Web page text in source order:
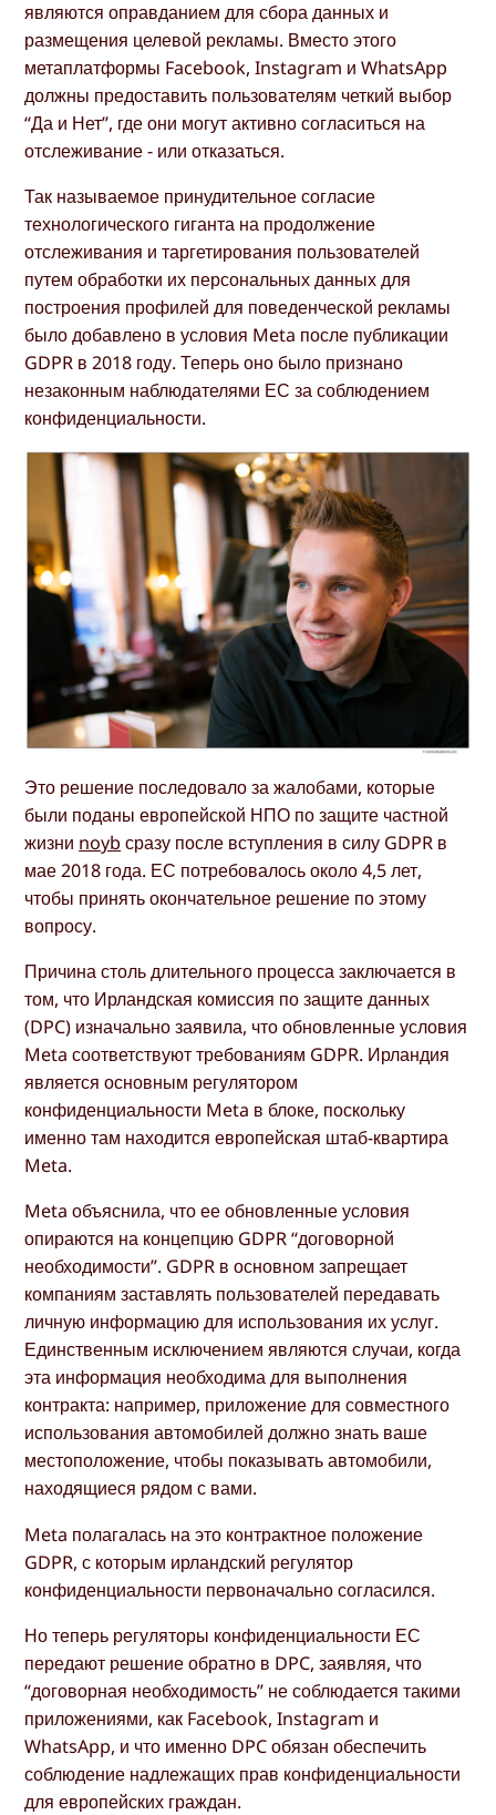
являются оправданием для сбора данных и
размещения целевой рекламы. Вместо этого
метаплатформы Facebook, Instagram и WhatsApp
должны предоставить пользователям четкий выбор
“Да и Нет”, где они могут активно согласиться на
отслеживание - или отказаться.
Так называемое принудительное согласие
технологического гиганта на продолжение
отслеживания и таргетирования пользователей
путем обработки их персональных данных для
построения профилей для поведенческой рекламы
было добавлено в условия Meta после публикации
GDPR в 2018 году. Теперь оно было признано
незаконным наблюдателями ЕС за соблюдением
конфиденциальности.
Это решение последовало за жалобами, которые
были поданы европейской НПО по защите частной
жизни noyb сразу после вступления в силу GDPR в
мае 2018 года. ЕС потребовалось около 4,5 лет,
чтобы принять окончательное решение по этому
вопросу.
Причина столь длительного процесса заключается в
том, что Ирландская комиссия по защите данных
(DPC) изначально заявила, что обновленные условия
Meta соответствуют требованиям GDPR. Ирландия
является основным регулятором
конфиденциальности Meta в блоке, поскольку
именно там находится европейская штаб-квартира
Meta.
Meta объяснила, что ее обновленные условия
опираются на концепцию GDPR “договорной
необходимости”. GDPR в основном запрещает
компаниям заставлять пользователей передавать
личную информацию для использования их услуг.
Единственным исключением являются случаи, когда
эта информация необходима для выполнения
контракта: например, приложение для совместного
использования автомобилей должно знать ваше
местоположение, чтобы показывать автомобили,
находящиеся рядом с вами.
Meta полагалась на это контрактное положение
GDPR, с которым ирландский регулятор
конфиденциальности первоначально согласился.
Но теперь регуляторы конфиденциальности ЕС
передают решение обратно в DPC, заявляя, что
“договорная необходимость” не соблюдается такими
приложениями, как Facebook, Instagram и
WhatsApp, и что именно DPC обязан обеспечить
соблюдение надлежащих прав конфиденциальности
для европейских граждан.